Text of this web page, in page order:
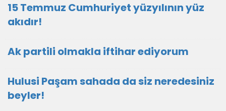
15 Temmuz Cumhuriyet yüzyılının yüz
akıdır!
Ak partili olmakla iftihar ediyorum
Hulusi Paşam sahada da siz neredesiniz
beyler!